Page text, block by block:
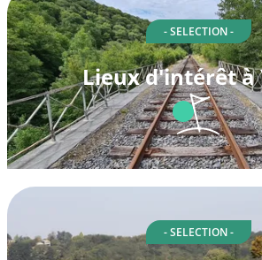
- SELECTION -
Lieux d'intérêt à
- SELECTION -